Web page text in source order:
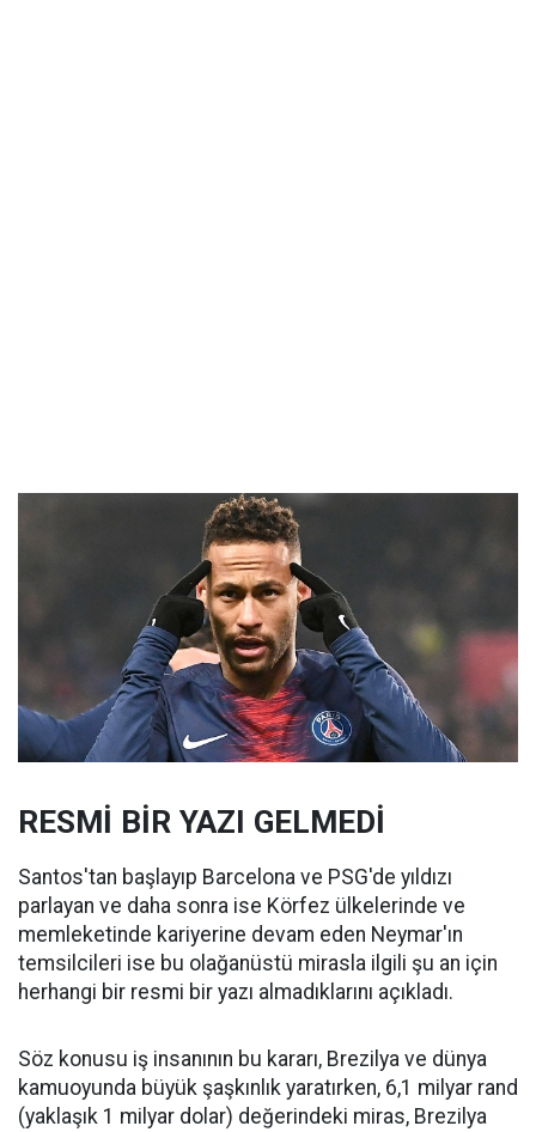
RESMİ BİR YAZI GELMEDİ
Santos'tan başlayıp Barcelona ve PSG'de yıldızı
parlayan ve daha sonra ise Körfez ülkelerinde ve
memleketinde kariyerine devam eden Neymar'ın
temsilcileri ise bu olağanüstü mirasla ilgili şu an için
herhangi bir resmi bir yazı almadıklarını açıkladı.
Söz konusu iş insanının bu kararı, Brezilya ve dünya
kamuoyunda büyük şaşkınlık yaratırken, 6,1 milyar rand
(yaklaşık 1 milyar dolar) değerindeki miras, Brezilya